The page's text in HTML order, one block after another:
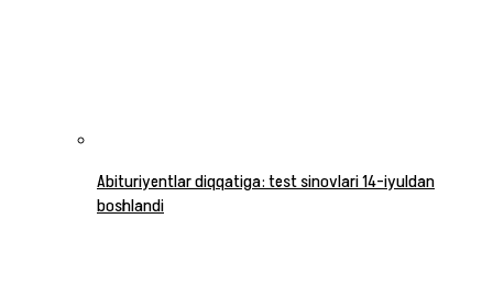
Abituriyentlar diqqatiga: test sinovlari 14-iyuldan
boshlandi